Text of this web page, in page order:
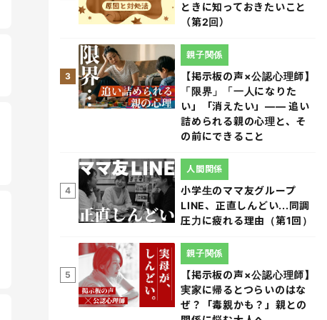
ときに知っておきたいこと
（第2回）
3
【掲示板の声×公認心理師】
「限界」「一人になりた
い」「消えたい」―― 追い
詰められる親の心理と、そ
の前にできること
親子関係
4
小学生のママ友グループ
LINE、正直しんどい...同調
圧力に疲れる理由（第1回）
人間関係
5
【掲示板の声×公認心理師】
実家に帰るとつらいのはな
ぜ？「毒親かも？」親との
親子関係